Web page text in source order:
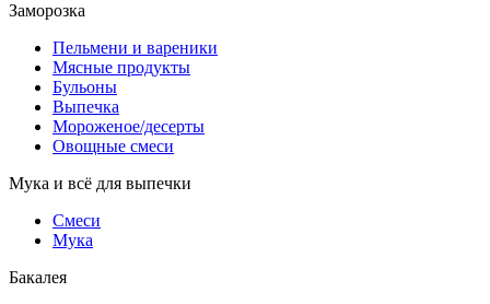
Заморозка
Пельмени и вареники
Мясные продукты
Бульоны
Выпечка
Мороженое/десерты
Овощные смеси
Мука и всё для выпечки
Смеси
Мука
Бакалея